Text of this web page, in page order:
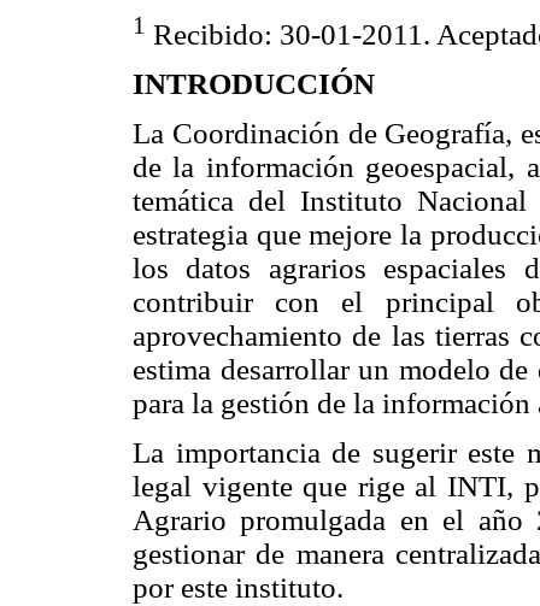
1 Recibido: 30-01-2011.
INTRODUCCIÓN
La Coordinación de Geografía,
de la información geoespacial,
temática del Instituto
estrategia que mejore la
los datos agrarios espaciales
contribuir con el principal
aprovechamiento de las tierras
estima desarrollar un modelo
para la gestión de la
La importancia de sugerir este
legal vigente que rige al INTI,
Agrario promulgada en el
gestionar de manera
por este instituto.